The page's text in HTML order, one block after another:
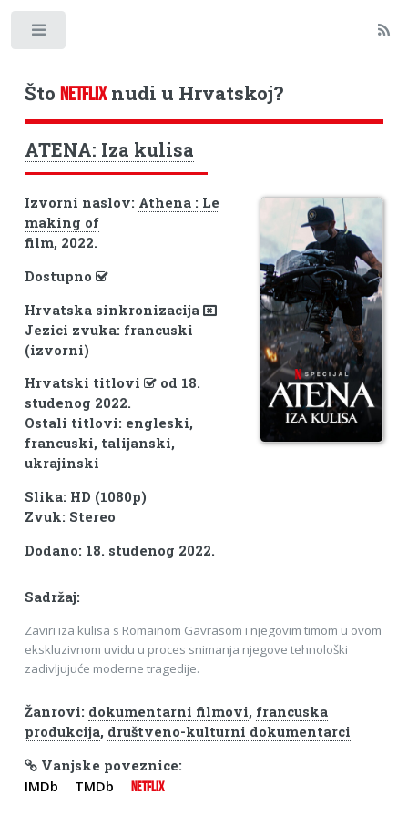
Što NETFLIXnudi u Hrvatskoj?
ATENA: Iza kulisa
Izvorni naslov: Athena : Le
making of
film, 2022.
Dostupno
Hrvatska sinkronizacija
Jezici zvuka: francuski
(izvorni)
Hrvatski titlovi
od 18.
studenog 2022.
Ostali titlovi: engleski,
francuski, talijanski,
ukrajinski
Slika: HD (1080p)
Zvuk: Stereo
Dodano: 18. studenog 2022.
Sadržaj:
Zaviri iza kulisa s Romainom Gavrasom i njegovim timom u ovom
ekskluzivnom uvidu u proces snimanja njegove tehnološki
zadivljujuće moderne tragedije.
Žanrovi: dokumentarni filmovi, francuska
produkcija, društveno-kulturni dokumentarci
Vanjske poveznice:
IMDb TMDb NETFLIX